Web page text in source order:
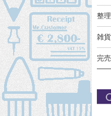
整
雑
完